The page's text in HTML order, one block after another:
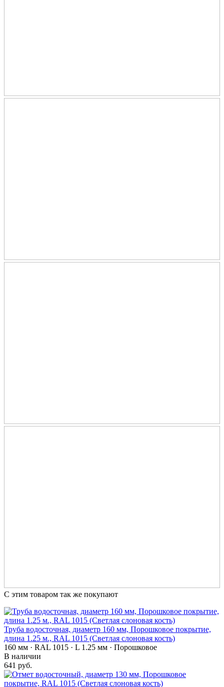
С этим товаром так же покупают
Труба водосточная, диаметр 160 мм, Порошковое покрытие,
длина 1.25 м., RAL 1015 (Светлая слоновая кость)
160 мм · RAL 1015 · L 1.25 мм · Порошковое
В наличии
641 руб.